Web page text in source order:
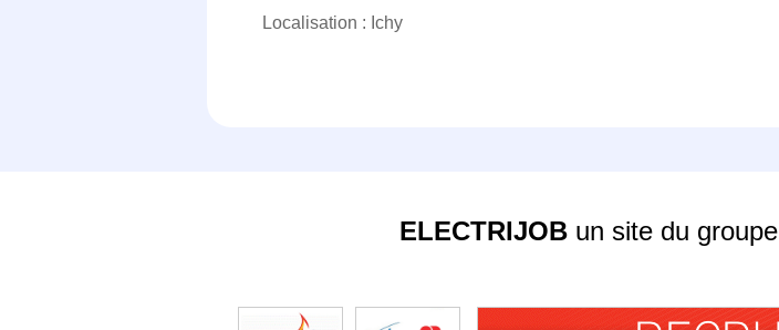
Localisation : Ichy
ELECTRIJOBun site du groupe